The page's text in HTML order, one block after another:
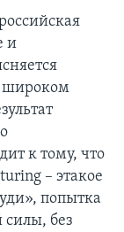
и
широком
к тому, что
– этакое
попытка
без